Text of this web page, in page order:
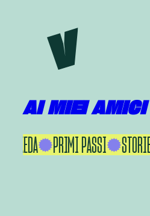
contenuto
AI MIEI AMICI
IKEDA PRIMI PASSI STORIE